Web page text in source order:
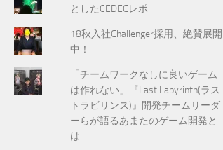
としたCEDECレポ
18秋入社Challenger採用、絶賛展開
中！
「チームワークなしに良いゲーム
は作れない」『Last Labyrinth(ラス
トラビリンス)』開発チームリーダ
ーらが語るあまたのゲーム開発と
は